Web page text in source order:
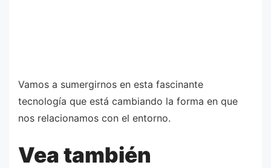
Vamos a sumergirnos en esta fascinante
tecnología que está cambiando la forma en que
nos relacionamos con el entorno.
Vea también